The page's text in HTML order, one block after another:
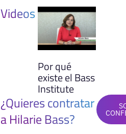
Videos
Por qué
existe el Bass
Institute
¿Quieres contratar
a Hilarie Bass?